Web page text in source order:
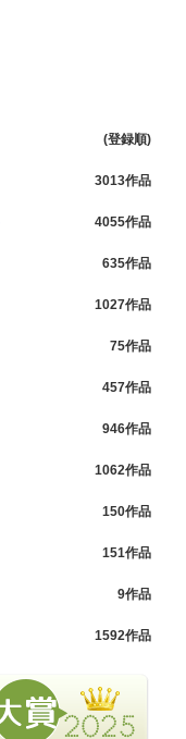
(登録順)
3013作品
4055作品
635作品
1027作品
75作品
457作品
946作品
1062作品
150作品
151作品
9作品
1592作品